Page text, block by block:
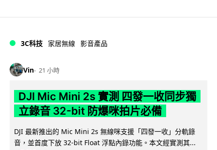
3C科技 家居無線 影音產品
Vin 21 小時
DJI Mic Mini 2s 實測 四發一收同步獨
立錄音 32-bit 防爆咪拍片必備
DJI 最新推出的 Mic Mini 2s 無線咪支援「四發一收」分軌錄
音，並首度下放 32-bit Float 浮點內錄功能。本文經實測其...